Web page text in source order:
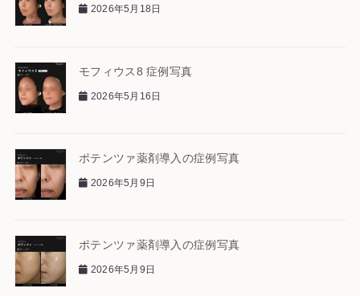
2026年5月18日
モフィウス8 症例写真
2026年5月16日
ポテンツァ薬剤導入の症例写真
2026年5月9日
ポテンツァ薬剤導入の症例写真
2026年5月9日